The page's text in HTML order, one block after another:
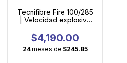
Tecnifibre Fire 100/285
| Velocidad explosiva
siente en cada golpe
$4,190.00
24 meses de $245.85